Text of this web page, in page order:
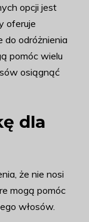
opcji jest
oferuje
do odróżnienia
pomóc wielu
osiągnąć
dla
że nie nosi
mogą pomóc
włosów.